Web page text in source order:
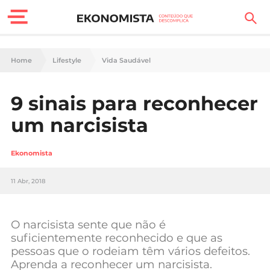
Finanças Pessoais
Carreira
Tecnologia
Negócios
Home Lifestyle Vida Saudável
9 sinais para reconhecer
um narcisista
Ekonomista
11 Abr, 2018
O narcisista sente que não é
suficientemente reconhecido e que as
pessoas que o rodeiam têm vários defeitos.
Aprenda a reconhecer um narcisista.